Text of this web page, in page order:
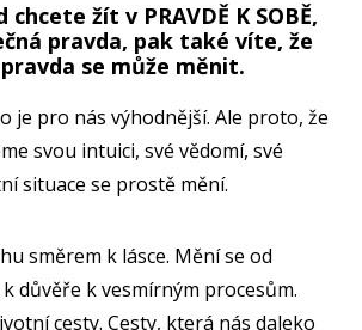
žít v PRAVDĚ K SOBĚ,
pravda, pak také víte, že
se může měnit.
je pro nás výhodnější. Ale proto, že
svou intuici, své vědomí, své
situace se prostě mění.
směrem k lásce. Mění se od
důvěře k vesmírným procesům.
cesty. Cesty, která nás daleko